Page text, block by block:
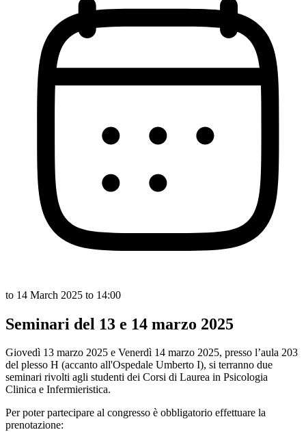
to 14 March 2025 to 14:00
Seminari del 13 e 14 marzo 2025
Giovedì 13 marzo 2025 e Venerdì 14 marzo 2025, presso l’aula 203
del plesso H (accanto all'Ospedale Umberto I), si terranno due
seminari rivolti agli studenti dei Corsi di Laurea in Psicologia
Clinica e Infermieristica.
Per poter partecipare al congresso è obbligatorio effettuare la
prenotazione: